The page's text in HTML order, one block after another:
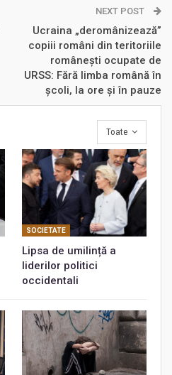
NEXT POST
Ucraina „deromânizează”
copiii români din teritoriile
românești ocupate de
URSS: Fără limba română în
școli, la ore și în pauze
Toate
SOCIETATE
Lipsa de umilință a
liderilor politici
occidentali